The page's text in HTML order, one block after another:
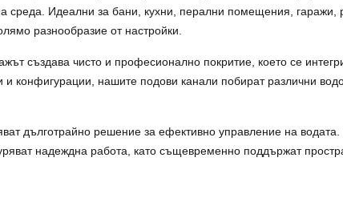
среда. Идеални за бани, кухни, перални помещения,
разнообразие от настройки.
създава чисто и професионално покритие, което се
конфигурации, нашите подови канали побират различни
дълготрайно решение за ефективно управление на
надеждна работа, като същевременно поддържат